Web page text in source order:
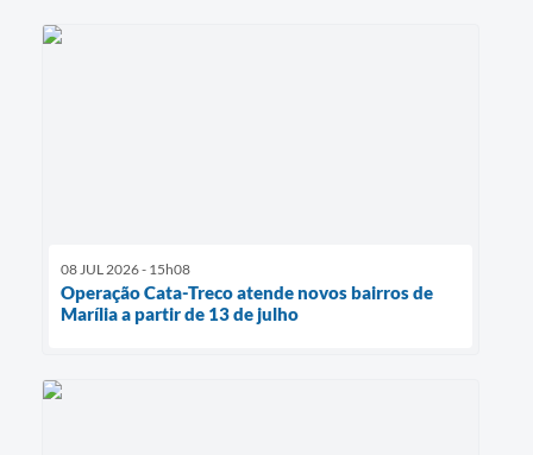
08 JUL 2026 - 15h08
Operação Cata-Treco atende novos bairros de
Marília a partir de 13 de julho